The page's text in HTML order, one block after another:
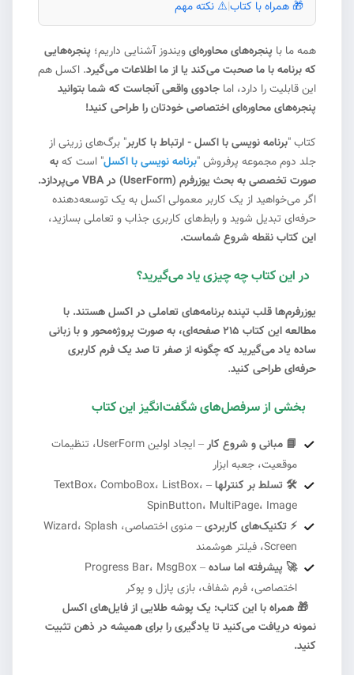
🎁 همراه با کتاب|⚠️ نکته مهم
همه ما با پنجره‌های محاوره‌ایویندوز آشنایی داریم؛ پنجره‌هایی
که برنامه با ما صحبت می‌کند یا از ما اطلاعات می‌گیرد. اکسل هم
این قابلیت را دارد، اما جادوی واقعی آنجاست که شما بتوانید
پنجره‌های محاوره‌ای اختصاصی خودتان را طراحی کنید!
کتاب "برنامه نویسی با اکسل - ارتباط با کاربر" برگ‌های زرینی از
جلد دوم مجموعه پرفروش "برنامه نویسی با اکسل" است کهبه
صورت تخصصی به بحث یوزرفرم (UserForm) در VBA می‌پردازد.
اگر می‌خواهید از یک کاربر معمولی اکسل به یک توسعه‌دهنده
حرفه‌ای تبدیل شوید و رابط‌های کاربری جذاب و تعاملی بسازید،
این کتاب نقطه شروع شماست.
در این کتاب چه چیزی یاد می‌گیرید؟
یوزرفرم‌ها قلب تپنده برنامه‌های تعاملی در اکسل هستند. با
مطالعه این کتاب ۲۱۵ صفحه‌ای، به صورت پروژه‌محور و با زبانی
ساده یاد می‌گیرید که چگونه از صفر تا صد یک فرم کاربری
حرفه‌ای طراحی کنید.
بخشی از سرفصل‌های شگفت‌انگیز این کتاب
📘 مبانی و شروع کار
– ایجاد اولین UserForm، تنظیمات
موقعیت، جعبه ابزار
🛠️ تسلط بر کنترلها
– TextBox، ComboBox، ListBox،
SpinButton، MultiPage، Image
⚡ تکنیک‌های کاربردی
– منوی اختصاصی، Wizard، Splash
Screen، فیلتر هوشمند
🚀 پیشرفته اما ساده
– Progress Bar، MsgBox
اختصاصی، فرم شفاف، بازی پازل و پوکر
🎁 همراه با این کتاب: یک پوشه طلایی از فایل‌های اکسل
نمونه دریافت می‌کنید تا یادگیری را برای همیشه در ذهن تثبیت
کنید.